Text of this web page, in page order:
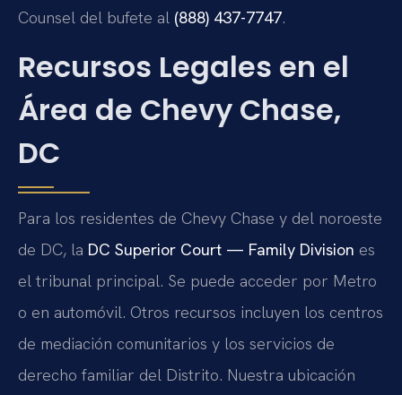
Counsel del bufete al (888) 437-7747.
Recursos Legales en el
Área de Chevy Chase,
DC
Para los residentes de Chevy Chase y del noroeste
de DC, la DC Superior Court — Family Division es
el tribunal principal. Se puede acceder por Metro
o en automóvil. Otros recursos incluyen los centros
de mediación comunitarios y los servicios de
derecho familiar del Distrito. Nuestra ubicación